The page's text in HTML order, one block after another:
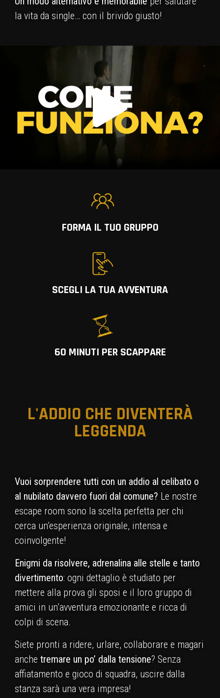
la vita da single… con il brivido giusto!
FORMA IL TUO GRUPPO
SCEGLI LA TUA AVVENTURA
60 MINUTI PER SCAPPARE
L'ADDIO CHE DIVENTERÀ
LEGGENDA
Vuoi sorprendere tutti con un addio al celibato o
al nubilato davvero fuori dal comune? Le nostre
escape room sono la scelta perfetta per chi
cerca un’esperienza originale, intensa e
coinvolgente!
Enigmi da risolvere, adrenalina alle stelle e tanto
divertimento: ogni dettaglio è studiato per
mettere alla prova gli sposi e il loro gruppo di
amici in un’avventura emozionante e ricca di
colpi di scena.
Siete pronti a ridere, urlare, collaborare e magari
anche tremare un po’ dalla tensione? Senza
affiatamento e gioco di squadra, uscire dalla
stanza sarà una vera impresa!